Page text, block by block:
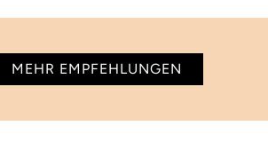
MEHR EMPFEHLUNGEN